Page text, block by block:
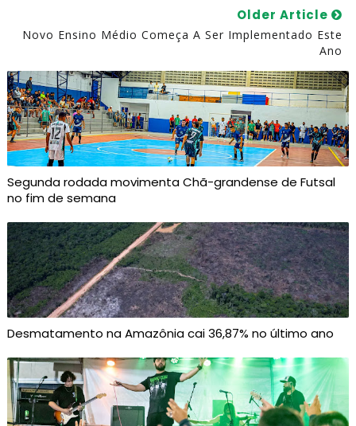
Older Article
Novo Ensino Médio Começa A Ser Implementado Este
Ano
Segunda rodada movimenta Chã-grandense de Futsal
no fim de semana
Desmatamento na Amazônia cai 36,87% no último ano